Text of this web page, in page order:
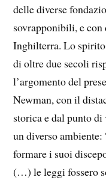
delle diverse
sovrapponibili, e
Inghilterra. Lo spirito
di oltre due secoli
l’argomento del
Newman, con il
storica e dal punto
un diverso
formare i suoi
(…) le leggi fossero